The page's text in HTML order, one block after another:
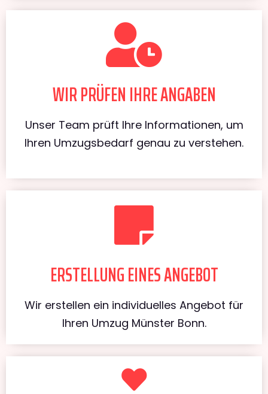
WIR PRÜFEN IHRE ANGABEN
Unser Team prüft Ihre Informationen, um
Ihren Umzugsbedarf genau zu verstehen.
ERSTELLUNG EINES ANGEBOT
Wir erstellen ein individuelles Angebot für
Ihren Umzug Münster Bonn.